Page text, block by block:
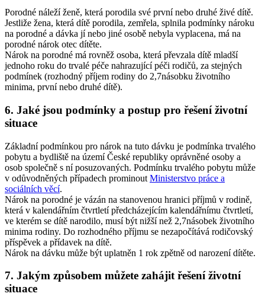
Porodné náleží ženě, která porodila své první nebo druhé živé dítě.
Jestliže žena, která dítě porodila, zemřela, splnila podmínky nároku
na porodné a dávka jí nebo jiné osobě nebyla vyplacena, má na
porodné nárok otec dítěte.
Nárok na porodné má rovněž osoba, která převzala dítě mladší
jednoho roku do trvalé péče nahrazující péči rodičů, za stejných
podmínek (rozhodný příjem rodiny do 2,7násobku životního
minima, první nebo druhé dítě).
6. Jaké jsou podmínky a postup pro řešení životní
situace
Základní podmínkou pro nárok na tuto dávku je podmínka trvalého
pobytu a bydliště na území České republiky oprávněné osoby a
osob společně s ní posuzovaných. Podmínku trvalého pobytu může
v odůvodněných případech prominout Ministerstvo práce a
sociálních věcí.
Nárok na porodné je vázán na stanovenou hranici příjmů v rodině,
která v kalendářním čtvrtletí předcházejícím kalendářnímu čtvrtletí,
ve kterém se dítě narodilo, musí být nižší než 2,7násobek životního
minima rodiny. Do rozhodného příjmu se nezapočítává rodičovský
příspěvek a přídavek na dítě.
Nárok na dávku může být uplatněn 1 rok zpětně od narození dítěte.
7. Jakým způsobem můžete zahájit řešení životní
situace